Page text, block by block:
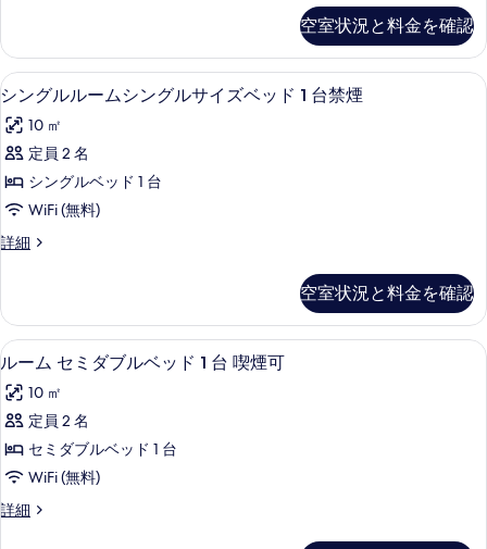
件
ン
グ
ル
サ
イ
ズ
ベ
ッ
台
喫
煙
可
の
す
べ
て
ル
ー
ム
ン
グ
サ
イ
ベ
台
喫
煙
可
の
詳
細
空室状況と料金を確認
シ
ン
グ
ル
ル
ム
ン
グ
ル
サ
イ
ズ
ベ
ッ
3
シングルルームシングルサイズベッド 1 台禁煙
10 ㎡
定員 2 名
シングルベッド 1 台
WiFi (無料)
詳細
シ
ル
ー
ム
ン
グ
サ
イ
ベ
空室状況と料金を確認
ル
ー
ム
セ
ミ
ブ
4
ルーム セミダブルベッド 1 台 喫煙可
10 ㎡
定員 2 名
セミダブルベッド 1 台
WiFi (無料)
詳細
ル